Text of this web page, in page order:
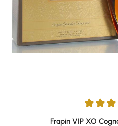
Durchschnittliche Bewertung
Frapin VIP XO